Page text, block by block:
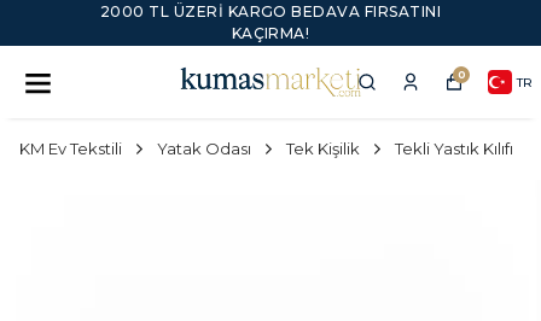
2000 TL ÜZERI KARGO BEDAVA FIRSATINI
KAÇIRMA!
0 TR
KM Ev Tekstili Yatak Odası Tek Kişilik Tekli Yastık Kılıfı